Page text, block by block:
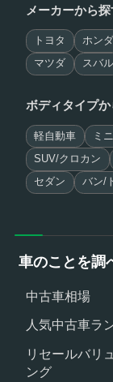
メーカーから
トヨタ ホンダ
マツダ スバル
ボディタイプ
軽自動車 ミ
SUV/クロカン
セダン バン/
車のことを調
中古車相場
人気中古車ラ
リセールバリ
ング